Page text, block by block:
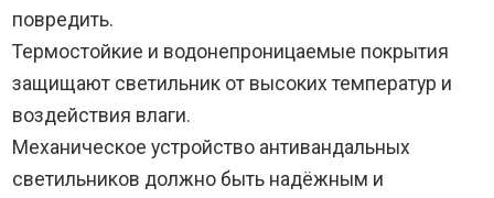
повредить.
Термостойкие и водонепроницаемые покрытия
защищают светильник от высоких температур и
воздействия влаги.
Механическое устройство антивандальных
светильников должно быть надёжным и